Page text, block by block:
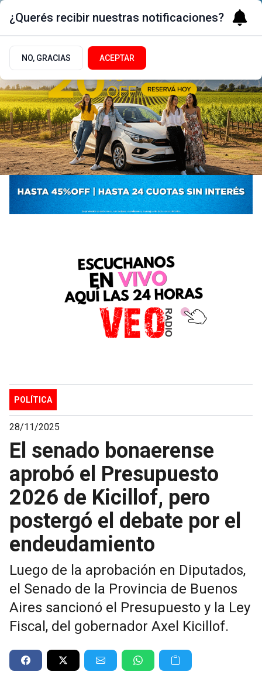
POLÍTICA
28/11/2025
El senado bonaerense
aprobó el Presupuesto
2026 de Kicillof, pero
postergó el debate por el
endeudamiento
Luego de la aprobación en Diputados,
el Senado de la Provincia de Buenos
Aires sancionó el Presupuesto y la Ley
Fiscal, del gobernador Axel Kicillof.
¿Querés recibir nuestras notificaciones?
NO, GRACIAS ACEPTAR